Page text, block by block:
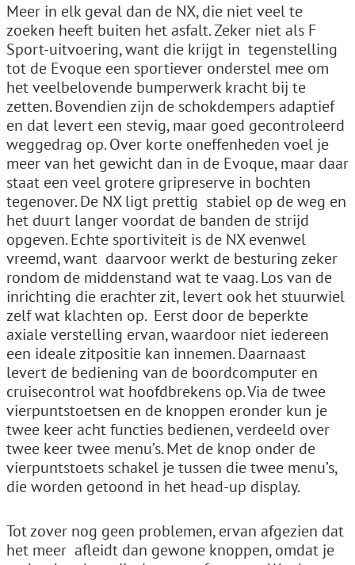
Meer in elk geval dan de NX, die niet veel te
zoeken heeft buiten het asfalt. Zeker niet als F
Sport-uitvoering, want die krijgt in ­ tegenstelling
tot de Evoque een sportiever onderstel mee om
het veelbelovende bumperwerk kracht bij te
zetten. Bovendien zijn de schokdempers adaptief
en dat levert een stevig, maar goed gecontroleerd
weggedrag op. Over korte oneffenheden voel je
meer van het gewicht dan in de Evoque, maar daar
staat een veel grotere gripreserve in bochten
tegenover. De NX ligt prettig ­ stabiel op de weg en
het duurt langer voordat de banden de strijd
opgeven. Echte sportiviteit is de NX evenwel
vreemd, want ­ daarvoor werkt de besturing zeker
rondom de middenstand wat te vaag. Los van de
inrichting die erachter zit, levert ook het stuurwiel
zelf wat klachten op. ­ Eerst door de beperkte
axiale verstelling ervan, waardoor niet iedereen
een ideale zitpositie kan innemen. Daarnaast
levert de bediening van de boordcomputer en
cruisecontrol wat hoofdbrekens op. Via de twee
vierpuntstoetsen en de knoppen eronder kun je
twee keer acht functies bedienen, verdeeld over
twee keer twee menu’s. Met de knop onder de
vierpuntstoets schakel je tussen die twee menu’s,
die worden getoond in het head-up display.
Tot zover nog geen problemen, ervan afgezien dat
het meer ­ afleidt dan gewone knoppen, omdat je